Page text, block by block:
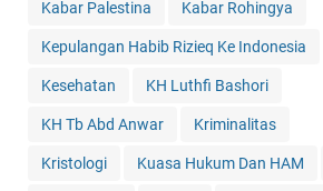
Kabar Palestina Kabar Rohingya
Kepulangan Habib Rizieq Ke Indonesia
Kesehatan KH Luthfi Bashori
KH Tb Abd Anwar Kriminalitas
Kristologi Kuasa Hukum Dan HAM